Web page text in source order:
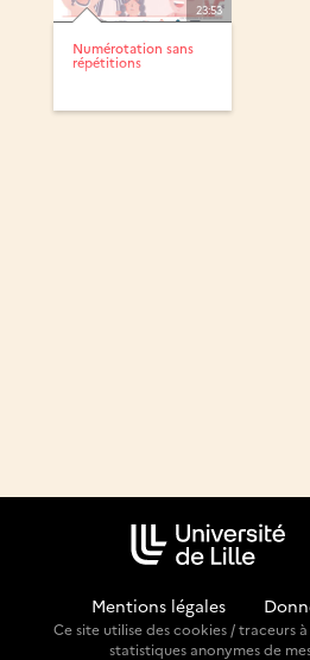
23:53
Numérotation sans
répétitions
Mentions légales
Ce site utilise des cookies / traceurs
statistiques anonymes de